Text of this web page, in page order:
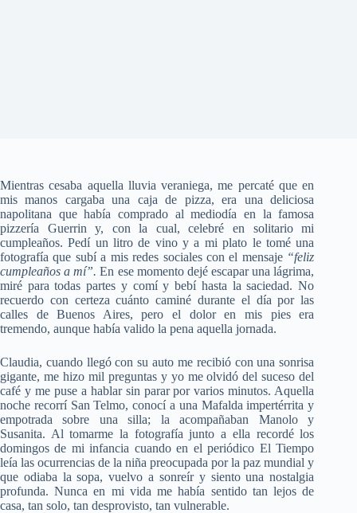
Mientras cesaba aquella lluvia veraniega, me percaté que en
mis manos cargaba una caja de pizza, era una deliciosa
napolitana que había comprado al mediodía en la famosa
pizzería Guerrin y, con la cual, celebré en solitario mi
cumpleaños. Pedí un litro de vino y a mi plato le tomé una
fotografía que subí a mis redes sociales con el mensaje “feliz
cumpleaños a mí”. En ese momento dejé escapar una lágrima,
miré para todas partes y comí y bebí hasta la saciedad. No
recuerdo con certeza cuánto caminé durante el día por las
calles de Buenos Aires, pero el dolor en mis pies era
tremendo, aunque había valido la pena aquella jornada.
Claudia, cuando llegó con su auto me recibió con una sonrisa
gigante, me hizo mil preguntas y yo me olvidó del suceso del
café y me puse a hablar sin parar por varios minutos. Aquella
noche recorrí San Telmo, conocí a una Mafalda impertérrita y
empotrada sobre una silla; la acompañaban Manolo y
Susanita. Al tomarme la fotografía junto a ella recordé los
domingos de mi infancia cuando en el periódico El Tiempo
leía las ocurrencias de la niña preocupada por la paz mundial y
que odiaba la sopa, vuelvo a sonreír y siento una nostalgia
profunda. Nunca en mi vida me había sentido tan lejos de
casa, tan solo, tan desprovisto, tan vulnerable.